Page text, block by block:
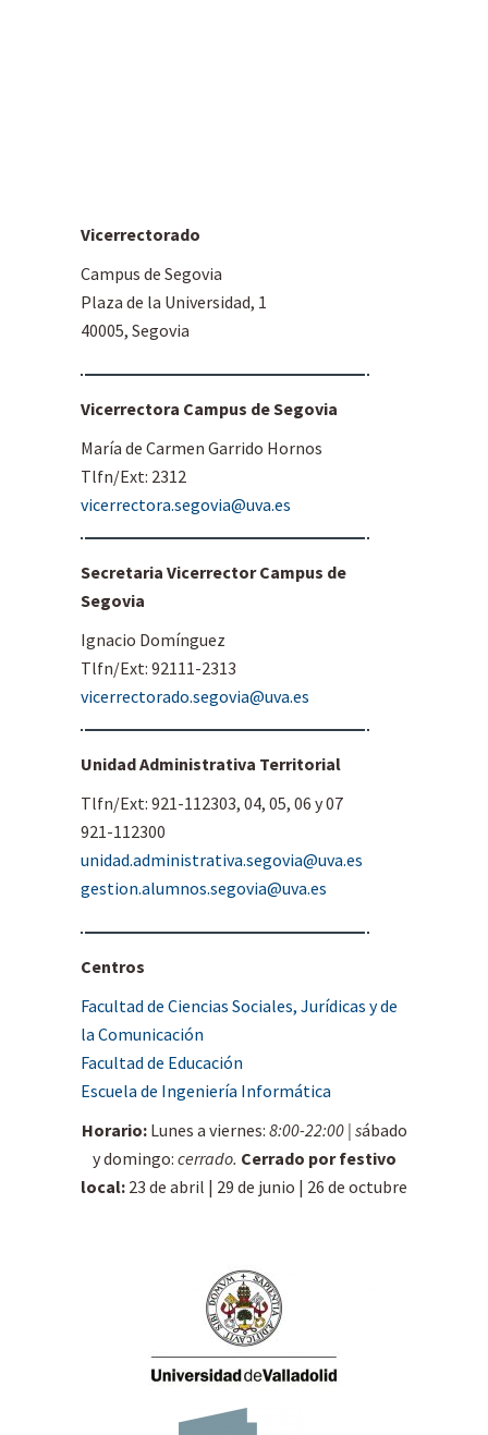
Vicerrectorado
Campus de Segovia
Plaza de la Universidad, 1
40005, Segovia
Vicerrectora Campus de Segovia
María de Carmen Garrido Hornos
Tlfn/Ext: 2312
vicerrectora.segovia@uva.es
Secretaria Vicerrector Campus de
Segovia
Ignacio Domínguez
Tlfn/Ext: 92111-2313
vicerrectorado.segovia@uva.es
Unidad Administrativa Territorial
Tlfn/Ext: 921-112303, 04, 05, 06 y 07
921-112300
unidad.administrativa.segovia@uva.es
gestion.alumnos.segovia@uva.es
Centros
Facultad de Ciencias Sociales, Jurídicas y de
la Comunicación
Facultad de Educación
Escuela de Ingeniería Informática
Horario: Lunes a viernes: 8:00-22:00 | sábado
y domingo: cerrado. Cerrado por festivo
local: 23 de abril | 29 de junio | 26 de octubre